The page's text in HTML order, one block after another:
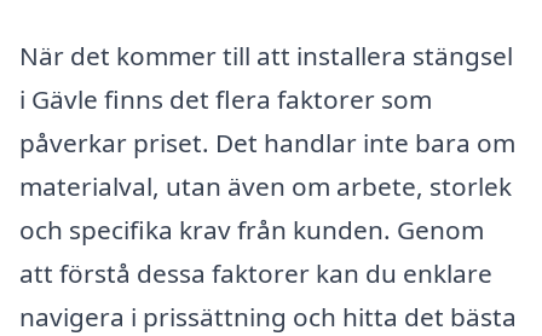
När det kommer till att installera stängsel
i Gävle finns det flera faktorer som
påverkar priset. Det handlar inte bara om
materialval, utan även om arbete, storlek
och specifika krav från kunden. Genom
att förstå dessa faktorer kan du enklare
navigera i prissättning och hitta det bästa